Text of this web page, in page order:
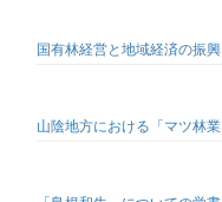
国有林経営と地域経済の振興
山陰地方における「マツ林